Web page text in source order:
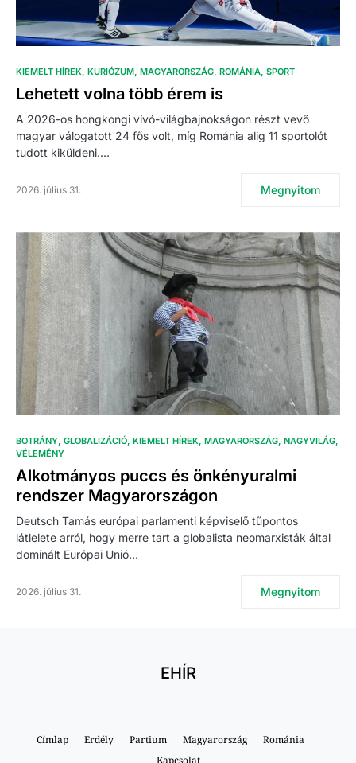
KIEMELT HÍREK KURIÓZUM MAGYARORSZÁG ROMÁNIA SPORT
Lehetett volna több érem is
A 2026-os hongkongi vívó-világbajnokságon részt vevő
magyar válogatott 24 fős volt, míg Románia alig 11 sportolót
tudott kiküldeni.…
2026. július 31. Megnyitom
BOTRÁNY GLOBALIZÁCIÓ KIEMELT HÍREK MAGYARORSZÁG NAGYVILÁG
VÉLEMÉNY
Alkotmányos puccs és önkényuralmi
rendszer Magyarországon
Deutsch Tamás európai parlamenti képviselő tűpontos
látlelete arról, hogy merre tart a globalista neomarxisták által
dominált Európai Unió…
2026. július 31. Megnyitom
EHÍR
Címlap Erdély Partium Magyarország
Románia